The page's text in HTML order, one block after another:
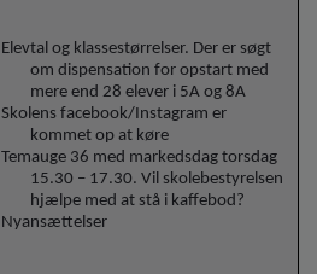
Elevtal og klassestørrelser. Der er søgt
om dispensation for opstart med
mere end 28 elever i 5A og 8A
Skolens facebook/Instagram er
kommet op at køre
Temauge 36 med markedsdag torsdag
15.30 – 17.30. Vil skolebestyrelsen
hjælpe med at stå i kaffebod?
Nyansættelser